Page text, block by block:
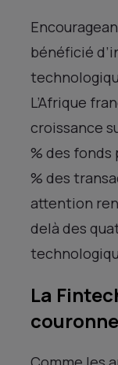
bénéficié
L’Afrique
croissance
% des fonds
% des
attention
delà des
La